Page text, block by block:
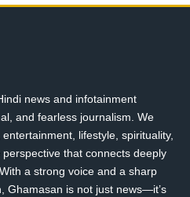
news and infotainment
and fearless journalism. We
lifestyle, spirituality,
that connects deeply
a strong voice and a sharp
Ghamasan is not just news—it’s